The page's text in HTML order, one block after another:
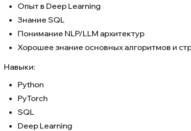
Опыт в Deep Learning
Знание SQL
Понимание NLP/LLM архитектур
Хорошее знание основных алгоритмов и
Навыки:
Python
PyTorch
SQL
Deep Learning